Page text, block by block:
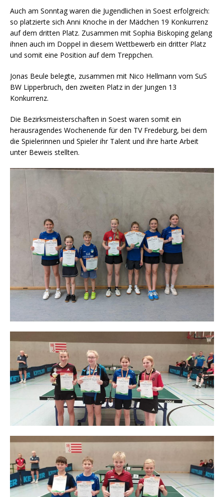
Auch am Sonntag waren die Jugendlichen in Soest erfolgreich:
so platzierte sich Anni Knoche in der Mädchen 19 Konkurrenz
auf dem dritten Platz. Zusammen mit Sophia Biskoping gelang
ihnen auch im Doppel in diesem Wettbewerb ein dritter Platz
und somit eine Position auf dem Treppchen.
Jonas Beule belegte, zusammen mit Nico Hellmann vom SuS
BW Lipperbruch, den zweiten Platz in der Jungen 13
Konkurrenz.
Die Bezirksmeisterschaften in Soest waren somit ein
herausragendes Wochenende für den TV Fredeburg, bei dem
die Spielerinnen und Spieler ihr Talent und ihre harte Arbeit
unter Beweis stellten.